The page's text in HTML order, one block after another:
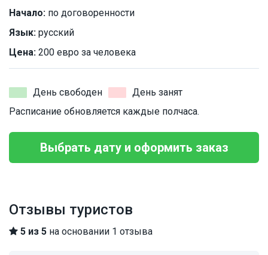
Начало: по договоренности
Язык: русский
Цена: 200 евро за человека
День свободен
День занят
Расписание обновляется каждые полчаса.
Выбрать дату и оформить заказ
Отзывы туристов
5 из 5 на основании 1 отзыва